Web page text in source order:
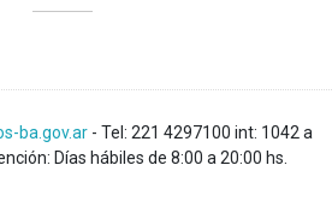
ba.gov.ar - Tel: 221 4297100 int: 1042 a
Días hábiles de 8:00 a 20:00 hs.